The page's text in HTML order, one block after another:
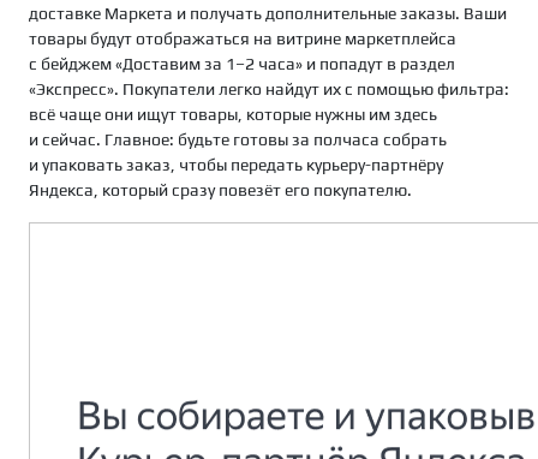
доставке Маркета и получать дополнительные заказы. Ваши
товары будут отображаться на витрине маркетплейса
с бейджем «Доставим за 1–2 часа» и попадут в раздел
«Экспресс». Покупатели легко найдут их с помощью фильтра:
всё чаще они ищут товары, которые нужны им здесь
и сейчас. Главное: будьте готовы за полчаса собрать
и упаковать заказ, чтобы передать курьеру-партнёру
Яндекса, который сразу повезёт его покупателю.